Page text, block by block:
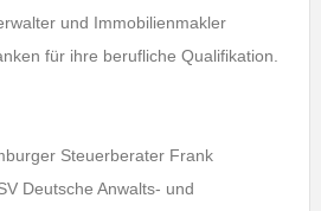
und Immobilienmakler
für ihre berufliche Qualifikation.
Steuerberater Frank
Deutsche Anwalts- und